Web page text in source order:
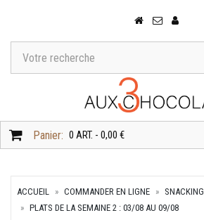
Panier: 0 ART. - 0,00 €
ACCUEIL COMMANDER EN LIGNE
SNACKING
PLATS DE LA SEMAINE 2 : 03/08 AU 09/08